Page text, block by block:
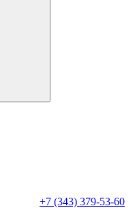
+7 (343) 379-53-60